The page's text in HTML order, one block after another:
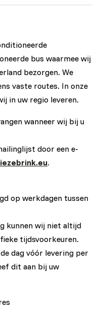
bus waarmee wij
bezorgen. We
vaste routes. In onze
in uw regio leveren.
wanneer wij bij u
door een e-
.
op werkdagen tussen
kunnen wij niet altijd
tijdsvoorkeuren.
dag vóór levering per
dit aan bij uw